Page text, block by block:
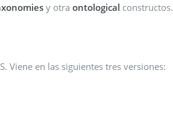
y otraontological constructos.
Viene en las siguientes tres versiones: